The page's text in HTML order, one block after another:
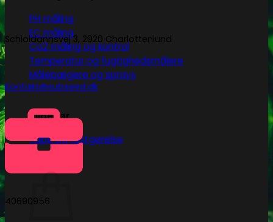
PH måling
EC måling
Co2 måling og kontrol
Temperatur og fugtighedsmålere
Målebægere og sprays
Tilbehør
Tape og fastgørelse
Schioldannsvej 3, 2920 Charlottenlund
Kontakt@subseed.dk
40690956